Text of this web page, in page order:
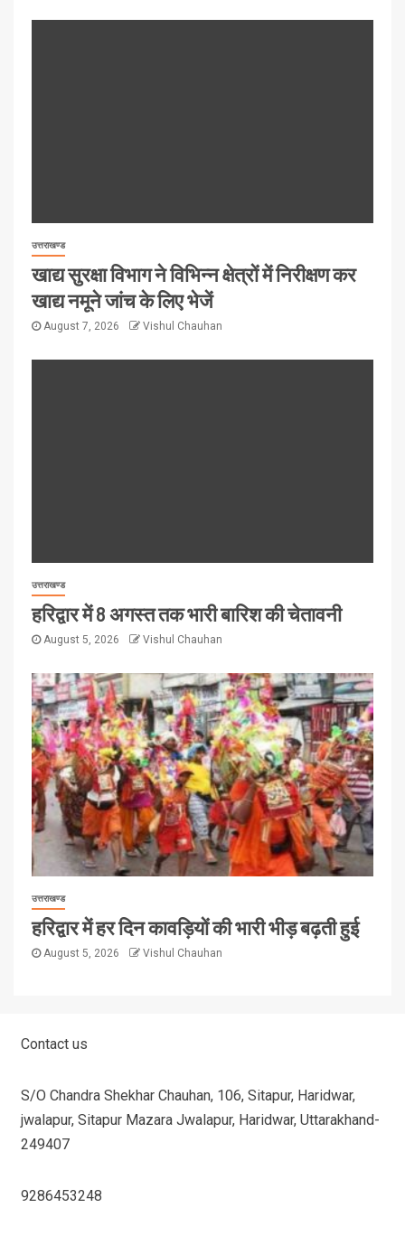
उत्तराखण्ड
खाद्य सुरक्षा विभाग ने विभिन्न क्षेत्रों में निरीक्षण कर
खाद्य नमूने जांच के लिए भेजें
August 7, 2026 Vishul Chauhan
उत्तराखण्ड
हरिद्वार में 8 अगस्त तक भारी बारिश की चेतावनी
August 5, 2026 Vishul Chauhan
उत्तराखण्ड
हरिद्वार में हर दिन कावड़ियों की भारी भीड़ बढ़ती हुई
August 5, 2026 Vishul Chauhan
Contact us
S/O Chandra Shekhar Chauhan, 106, Sitapur, Haridwar,
jwalapur, Sitapur Mazara Jwalapur, Haridwar, Uttarakhand-
249407
9286453248